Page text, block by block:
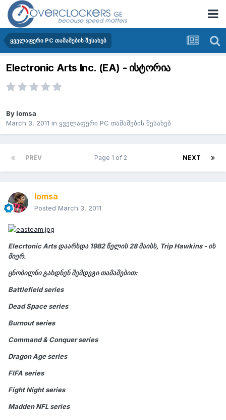
ყველაფერი PC თამაშების შესახებ
Electronic Arts Inc. (EA) - ისტორია
By lomsa
March 3, 2011 in ყველაფერი PC თამაშების შესახებ
PREV NEXT
Page 1 of 2
lomsa
Posted March 3, 2011
Elecrtonic Artsდაარსდა 1982 წელის 28 მაისს, Trip Hawkins- ის
მიერ.
ცნობილნი გახდნენ შემდეგი თამაშებით:
Battlefield series
Dead Space series
Burnout series
Command & Conquer series
Dragon Age series
FIFA series
Fight Night series
Madden NFL series